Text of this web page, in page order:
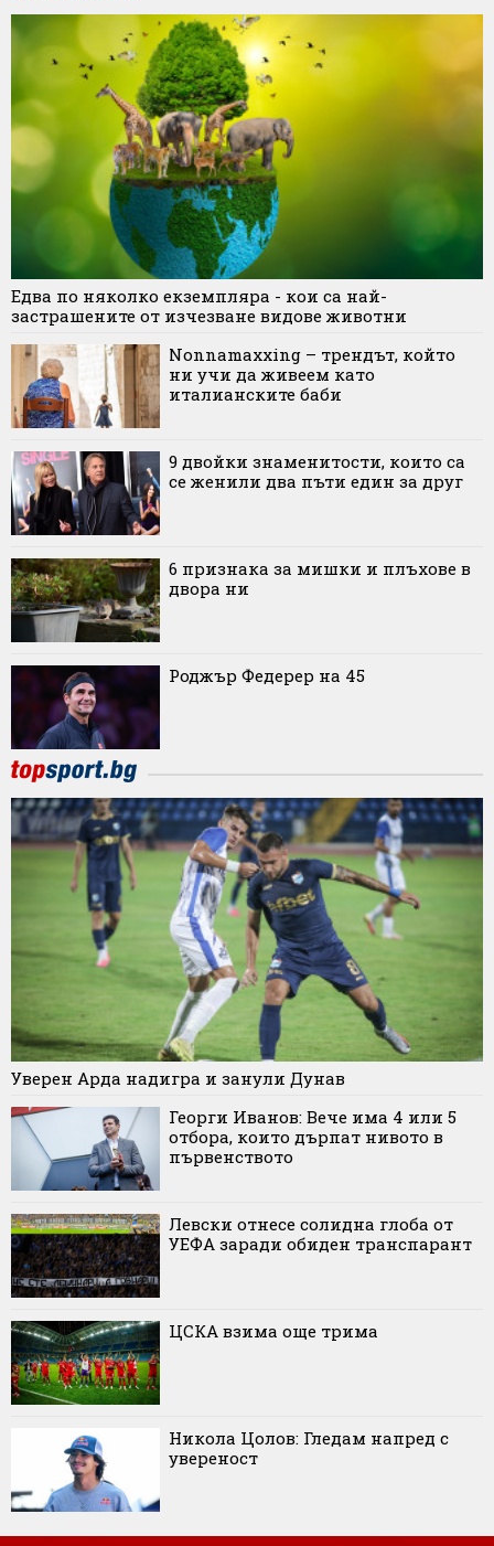
Едва по няколко екземпляра - кои са най-
застрашените от изчезване видове животни
Nonnamaxxing – трендът, който
ни учи да живеем като
италианските баби
9 двойки знаменитости, които са
се женили два пъти един за друг
6 признака за мишки и плъхове в
двора ни
Роджър Федерер на 45
Уверен Арда надигра и занули Дунав
Георги Иванов: Вече има 4 или 5
отбора, които дърпат нивото в
първенството
Левски отнесе солидна глоба от
УЕФА заради обиден транспарант
ЦСКА взима още трима
Никола Цолов: Гледам напред с
увереност